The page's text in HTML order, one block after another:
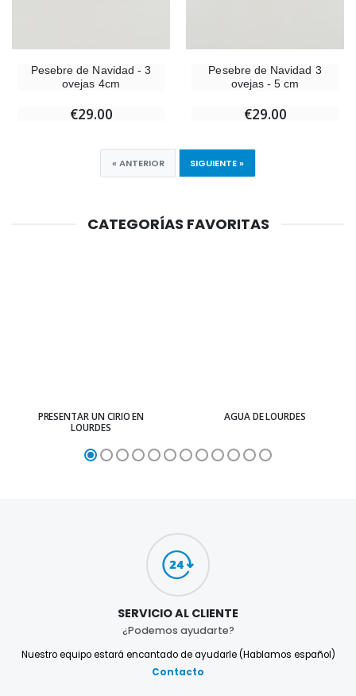
Pesebre de Navidad - 3
ovejas 4cm
€29.00
Pesebre de Navidad 3
ovejas - 5 cm
€29.00
« ANTERIOR SIGUIENTE »
CATEGORÍAS FAVORITAS
PRESENTAR UN CIRIO EN
LOURDES
AGUA DE LOURDES
SERVICIO AL CLIENTE
¿Podemos ayudarte?
Nuestro equipo estará encantado de ayudarle (Hablamos español)
Contacto